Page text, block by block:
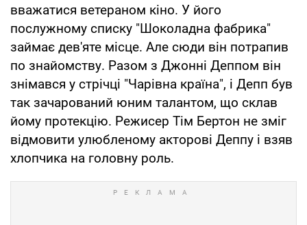
вважатися ветераном кіно. У його
послужному списку "Шоколадна фабрика"
займає дев'яте місце. Але сюди він потрапив
по знайомству. Разом з Джонні Деппом він
знімався у стрічці "Чарівна країна", і Депп був
так зачарований юним талантом, що склав
йому протекцію. Режисер Тім Бертон не зміг
відмовити улюбленому акторові Деппу і взяв
хлопчика на головну роль.